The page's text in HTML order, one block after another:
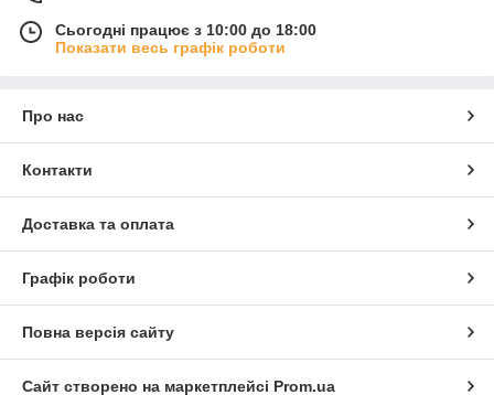
Сьогодні працює з 10:00 до 18:00
Показати весь графік роботи
Про нас
Контакти
Доставка та оплата
Графік роботи
Повна версія сайту
Сайт створено на маркетплейсі Prom.ua